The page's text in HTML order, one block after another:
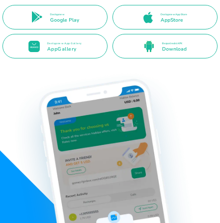
Dostępne w
Google Play
Dostępne w App Store
AppStore
Dostępne w App Gallery
AppGallery
Bezpośredni APK
Download